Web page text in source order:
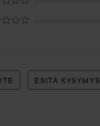
ESITÄ KYSYMYS